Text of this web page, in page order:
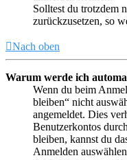
Solltest du trotzdem
zurückzusetzen, so
Nach oben
Warum werde ich
Wenn du beim
bleiben“ nicht
angemeldet. Dies
Benutzerkontos
bleiben, kannst du
Anmelden